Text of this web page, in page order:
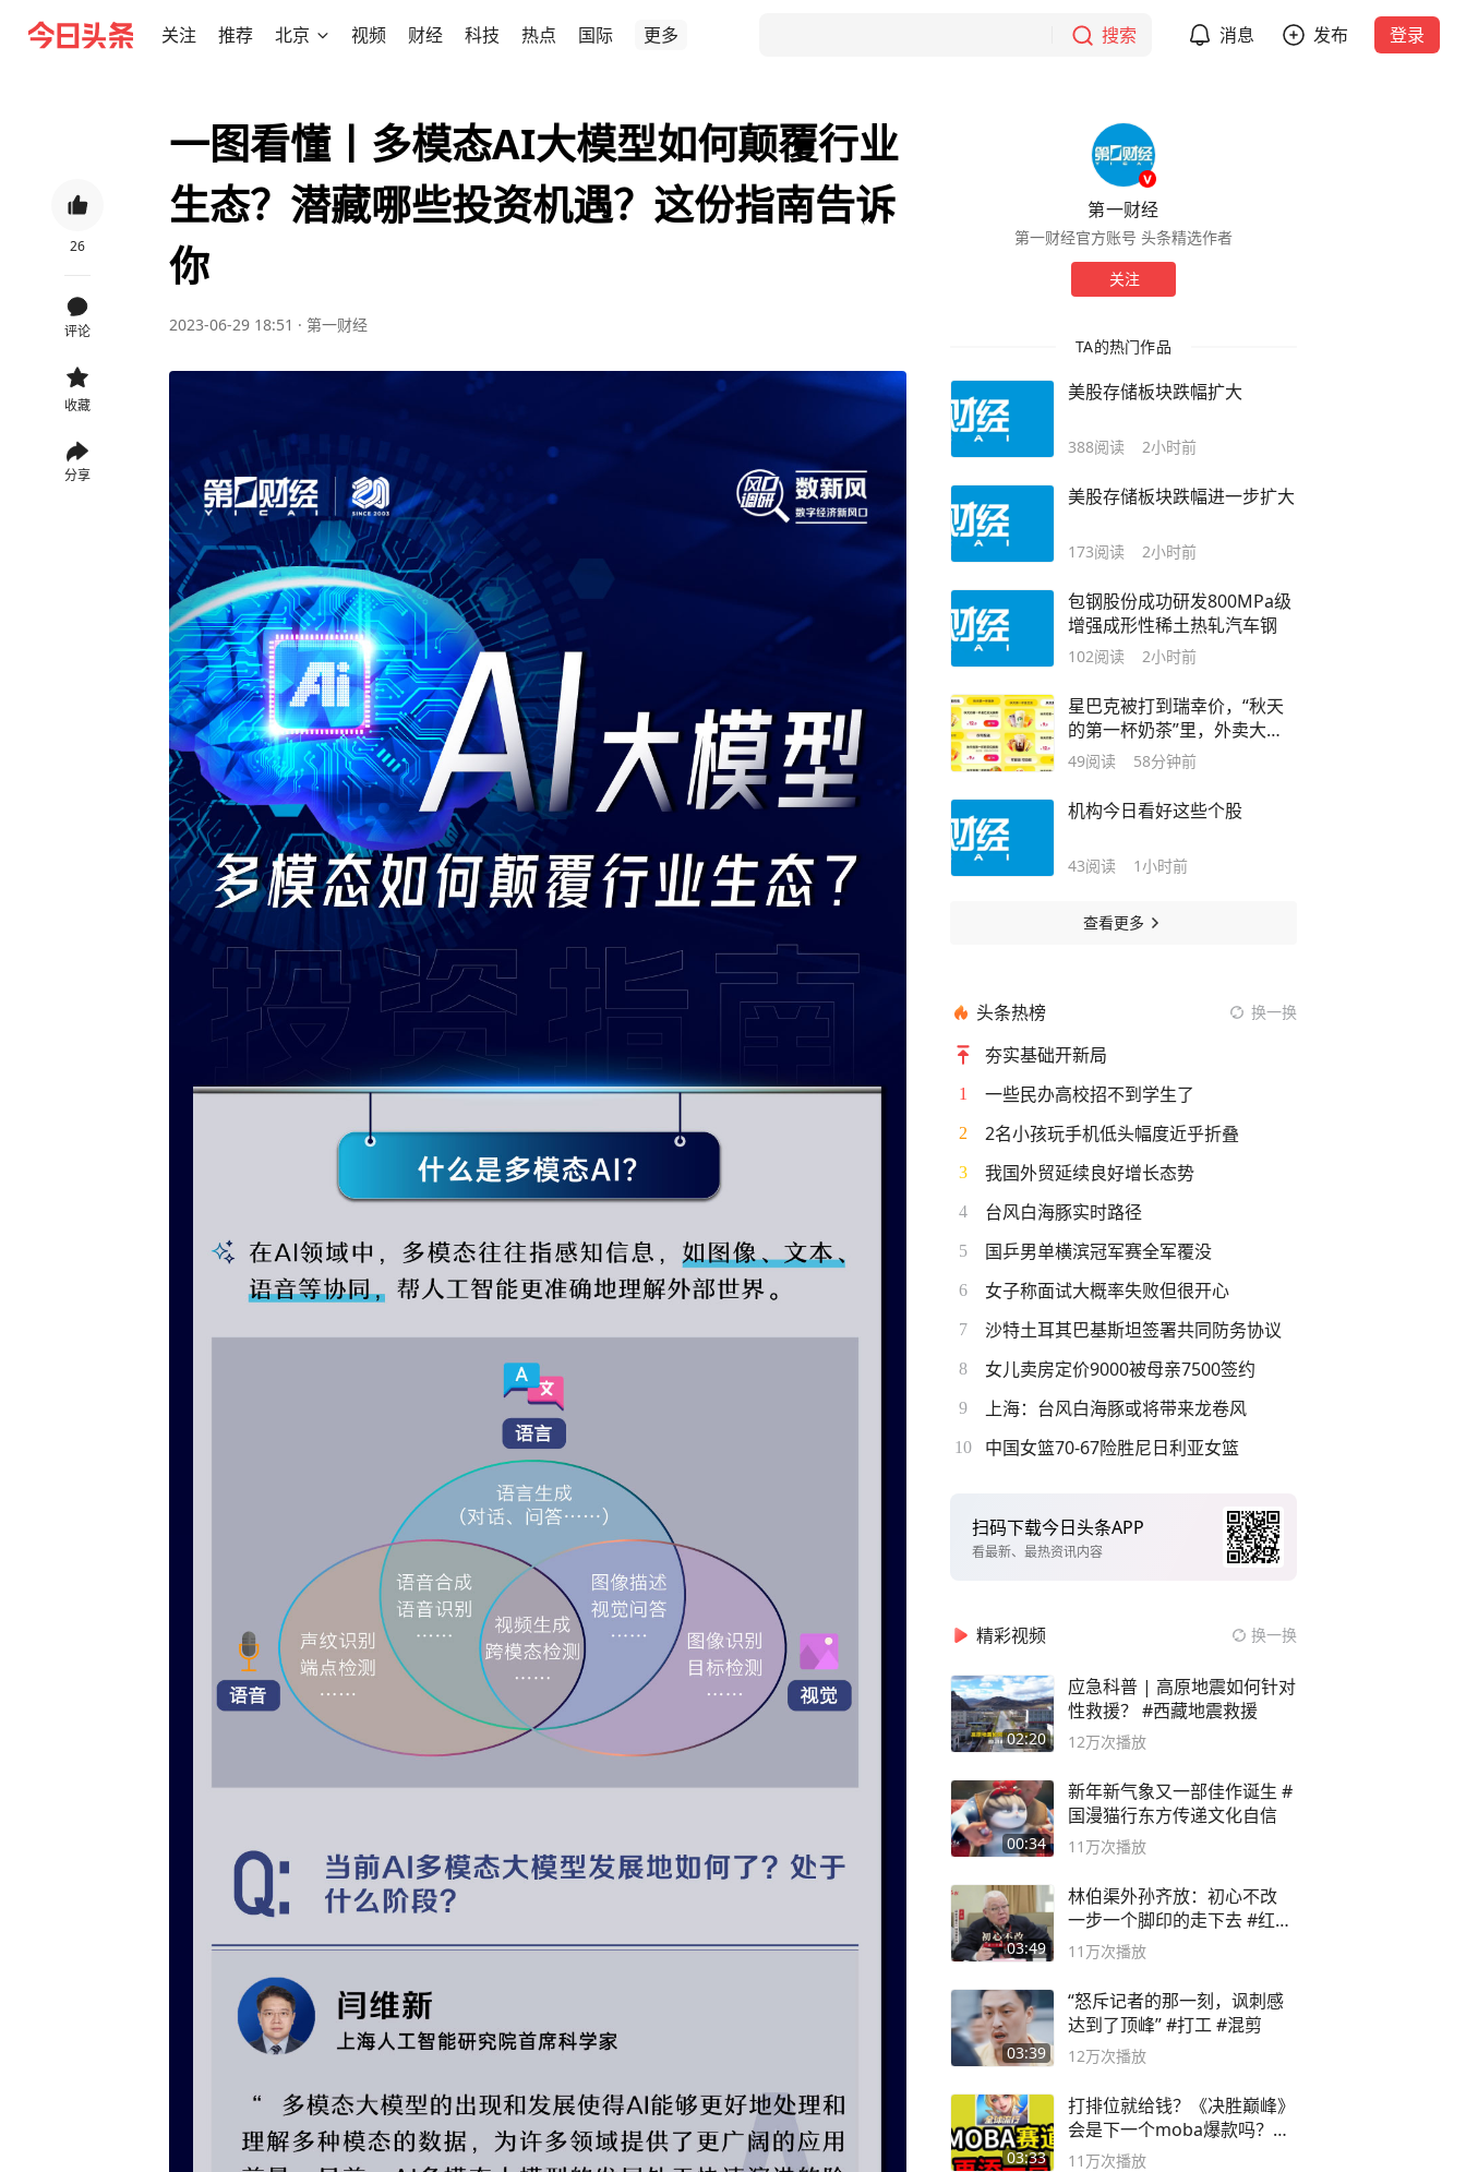
关注 推荐 北京 视频 财经 科技 热点 国际 更多 搜索 消息 发布 登录
26
评论
收藏
分享
一图看懂丨多模态AI大模型如何颠覆行业
生态？潜藏哪些投资机遇？这份指南告诉
你
2023-06-29 18:51 · 第一财经
第一财经
第一财经官方账号 头条精选作者
关注
TA的热门作品
美股存储板块跌幅扩大
388阅读 2小时前
美股存储板块跌幅进一步扩大
173阅读 2小时前
包钢股份成功研发800MPa级
增强成形性稀土热轧汽车钢
102阅读 2小时前
星巴克被打到瑞幸价，“秋天
的第一杯奶茶”里，外卖大战
变了
49阅读 58分钟前
机构今日看好这些个股
43阅读 1小时前
查看更多
头条热榜 换一换
夯实基础开新局
1 一些民办高校招不到学生了
2 2名小孩玩手机低头幅度近乎折叠
3 我国外贸延续良好增长态势
4 台风白海豚实时路径
5 国乒男单横滨冠军赛全军覆没
6 女子称面试大概率失败但很开心
7 沙特土耳其巴基斯坦签署共同防务协议
8 女儿卖房定价9000被母亲7500签约
9 上海：台风白海豚或将带来龙卷风
10 中国女篮70-67险胜尼日利亚女篮
扫码下载今日头条APP
看最新、最热资讯内容
精彩视频 换一换
02:20
应急科普 | 高原地震如何针对
性救援？ #西藏地震救援
12万次播放
00:34
新年新气象又一部佳作诞生 #
国漫猫行东方传递文化自信
11万次播放
03:49
林伯渠外孙齐放：初心不改
一步一个脚印的走下去 #红船
论坛
11万次播放
03:39
“怒斥记者的那一刻，讽刺感
达到了顶峰” #打工 #混剪
12万次播放
03:33
打排位就给钱？《决胜巅峰》
会是下一个moba爆款吗？#
决胜巅峰
11万次播放